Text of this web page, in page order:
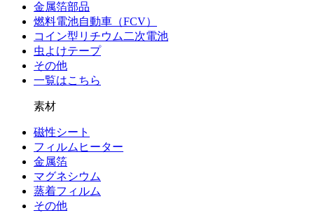
金属箔部品
燃料電池自動車（FCV）
コイン型リチウム二次電池
虫よけテープ
その他
一覧はこちら
素材
磁性シート
フィルムヒーター
金属箔
マグネシウム
蒸着フィルム
その他